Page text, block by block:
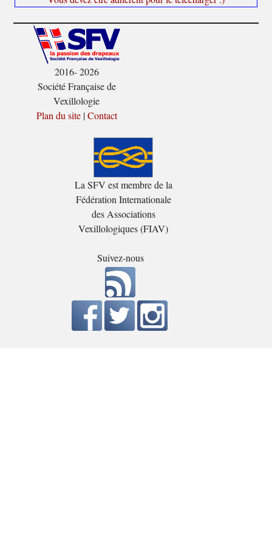
2016- 2026
Société Française de
Vexillologie
Plan du site|Contact
La SFV est membre de la
Fédération Internationale
des Associations
Vexillologiques (FIAV)
Suivez-nous